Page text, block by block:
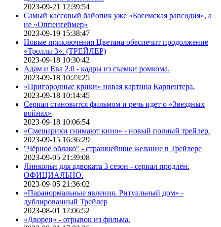
2023-09-21 12:39:54
Самый кассовый байопик уже «Богемская рапсодия», а
не «Оппенгеймер»
2023-09-19 15:38:47
Новые приключения Цветана обеспечит продолжение
«Тролли 3». (ТРЕЙЛЕР)
2023-09-18 10:30:42
Адам и Ева 2.0 - кадры из съемки ромкома.
2023-09-18 10:23:25
«Пригородные крики» новая картина Карпентера.
2023-09-18 10:14:45
Сериал становится фильмом и речь идет о «Звездных
войнах»
2023-09-18 10:06:54
«Смешарики снимают кино» - новый полный трейлер.
2023-09-15 16:36:29
"Чёрное облако" - страшнейшие желание в Трейлере
2023-09-05 21:39:08
Линкольн для адвоката 3 сезон - сериал продлён.
ОФИЦИАЛЬНО.
2023-09-05 21:36:02
«Паранормальные явления. Ритуальный дом» -
дублированный Трейлер
2023-08-01 17:06:52
«Дворец» - отрывок из фильма.